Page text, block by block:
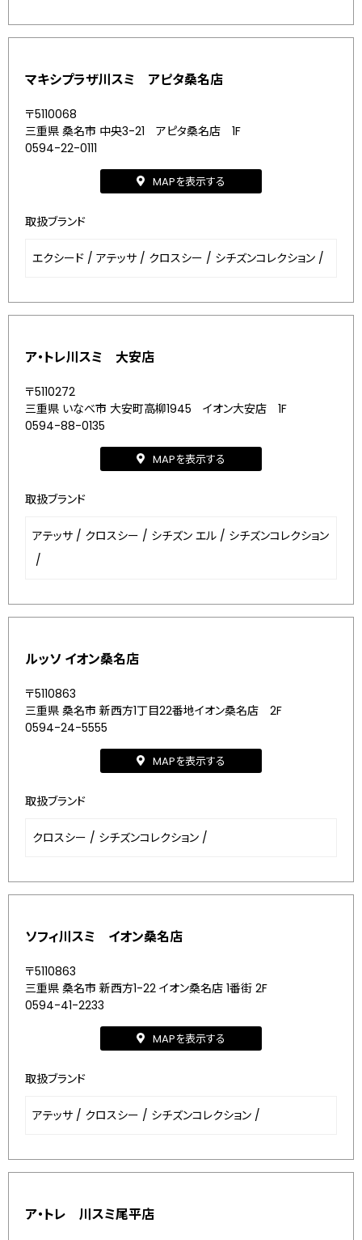
マキシプラザ川スミ アピタ桑名店
〒5110068
三重県 桑名市 中央3-21 アピタ桑名店 1F
0594-22-0111
MAPを表示する
取扱ブランド
エクシード / アテッサ / クロスシー / シチズンコレクション /
ア・トレ川スミ 大安店
〒5110272
三重県 いなべ市 大安町高柳1945 イオン大安店 1F
0594-88-0135
MAPを表示する
取扱ブランド
アテッサ / クロスシー / シチズン エル / シチズンコレクション
/
ルッソ イオン桑名店
〒5110863
三重県 桑名市 新西方1丁目22番地イオン桑名店 2F
0594-24-5555
MAPを表示する
取扱ブランド
クロスシー / シチズンコレクション /
ソフィ川スミ イオン桑名店
〒5110863
三重県 桑名市 新西方1-22 イオン桑名店 1番街 2F
0594-41-2233
MAPを表示する
取扱ブランド
アテッサ / クロスシー / シチズンコレクション /
ア・トレ 川スミ尾平店